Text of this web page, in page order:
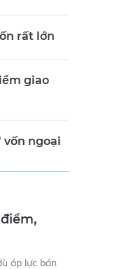
rất lớn
giao
vốn ngoại
áp lực bán